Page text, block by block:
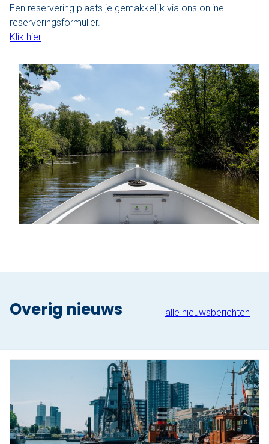
Vecht
Tarieven
Lidmaatschap
Bedrijfsuitjes op het water!
Alle evenementen
Cadeaubon
De sloep
Nu reserveren
Over Sloepdelen
Veel gestelde vragen
Werken bij Sloepdelen
Algemene voorwaarden
Nu reserveren
Een reservering plaats je gemakkelijk via ons online
reserveringsformulier.
Klik hier.
Overig nieuws alle nieuwsberichten